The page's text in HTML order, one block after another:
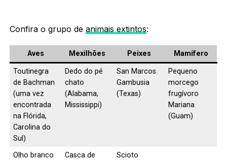
Confira o grupo de animais extintos:
Aves Mexilhões Peixes Mamífero
Toutinegra
de Bachman
(uma vez
encontrada
na Flórida,
Carolina do
Sul)
Dedo do pé
chato
(Alabama,
Mississippi)
San Marcos
Gambusia
(Texas)
Pequeno
morcego
frugívoro
Mariana
(Guam)
Olho branco
Casca de
Scioto